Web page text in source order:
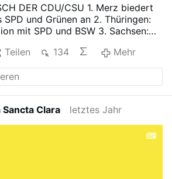
DER CDU/CSU 1. Merz biedert
SPD und Grünen an 2. Thüringen:
mit SPD und BSW 3. Sachsen:
5. Überregulierung
Steuererhöhungen ohne Ende 7.
ins Grundgesetz"
für "Kampf gegen Rechts" 9.
11. Transsexuelle und
bei der Bundeswehr 12.
Teilen 134 Mehr
Clara letztes Jahr